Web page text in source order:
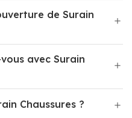
de Surain
avec Surain
Chaussures ?